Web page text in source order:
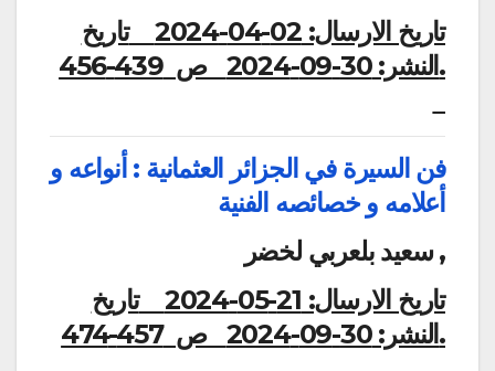
تاريخ الارسال:02-04-2024
تاريخ
النشر:30-09-2024 ص 439-456.
فن السيرة في الجزائر العثمانية : أنواعه و
أعلامه و خصائصه الفنية
سعيد بلعربي لخضر ,
تاريخ الارسال: 21-05-2024
تاريخ
النشر:30-09-2024 ص 457-474.